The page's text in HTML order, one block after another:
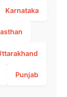
Karnataka
Punjab